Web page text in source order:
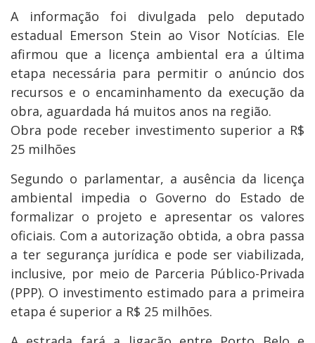
A informação foi divulgada pelo deputado
estadual Emerson Stein ao Visor Notícias. Ele
afirmou que a licença ambiental era a última
etapa necessária para permitir o anúncio dos
recursos e o encaminhamento da execução da
obra, aguardada há muitos anos na região.
Obra pode receber investimento superior a R$
25 milhões
Segundo o parlamentar, a ausência da licença
ambiental impedia o Governo do Estado de
formalizar o projeto e apresentar os valores
oficiais. Com a autorização obtida, a obra passa
a ter segurança jurídica e pode ser viabilizada,
inclusive, por meio de Parceria Público-Privada
(PPP). O investimento estimado para a primeira
etapa é superior a R$ 25 milhões.